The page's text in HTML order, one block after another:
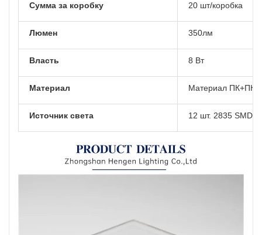
Сумма за коробку 20 шт/коробка
Люмен 350лм
Власть 8 Вт
Материал Материал ПК+ПК,
Источник света 12 шт. 2835 SMD-